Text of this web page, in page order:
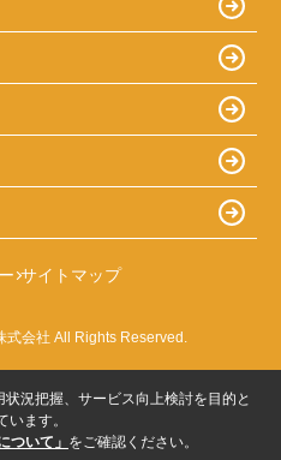
サイトマップ
会社 All Rights Reserved.
況把握、サービス向上検討を目的と
ます。
ついて」 をご確認ください。